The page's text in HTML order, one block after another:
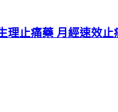
止痛藥 月經速效